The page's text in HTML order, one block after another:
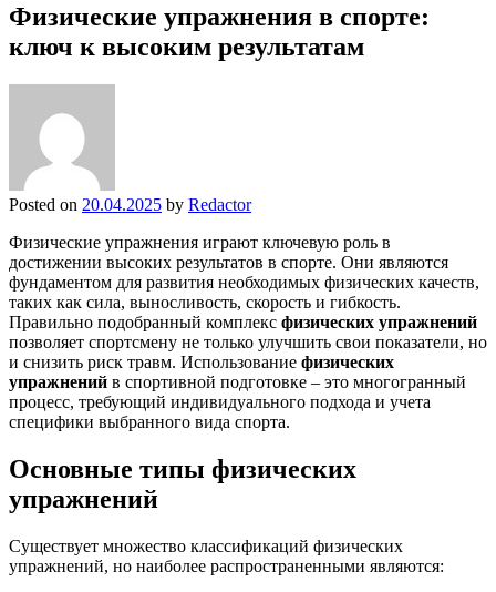
Физические упражнения в спорте:
ключ к высоким результатам
Posted on 20.04.2025 by Redactor
Физические упражнения играют ключевую роль в
достижении высоких результатов в спорте. Они являются
фундаментом для развития необходимых физических качеств,
таких как сила, выносливость, скорость и гибкость.
Правильно подобранный комплекс физических упражнений
позволяет спортсмену не только улучшить свои показатели, но
и снизить риск травм. Использование физических
упражнений в спортивной подготовке – это многогранный
процесс, требующий индивидуального подхода и учета
специфики выбранного вида спорта.
Основные типы физических
упражнений
Существует множество классификаций физических
упражнений, но наиболее распространенными являются: